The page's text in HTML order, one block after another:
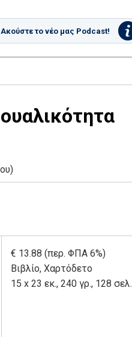
Ακούστε το νέο μας Podcast!
€ 13.88 (περ. ΦΠΑ 6%)
Βιβλίο, Χαρτόδετο
15 x 23 εκ., 240 γρ., 128 σελ.